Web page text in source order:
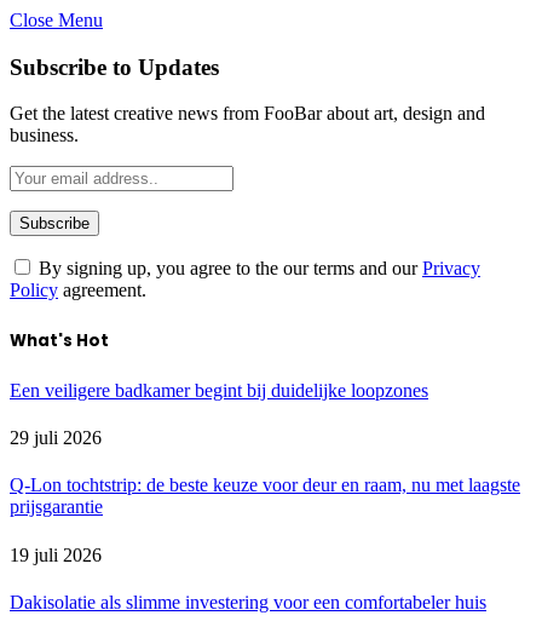
Close Menu
Subscribe to Updates
Get the latest creative news from FooBar about art, design and
business.
By signing up, you agree to the our terms and ourPrivacy
Policy agreement.
What's Hot
Een veiligere badkamer begint bij duidelijke loopzones
29 juli 2026
Q-Lon tochtstrip: de beste keuze voor deur en raam, nu met laagste
prijsgarantie
19 juli 2026
Dakisolatie als slimme investering voor een comfortabeler huis